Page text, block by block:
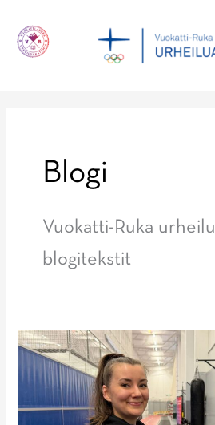
sisältöön
Blogi
Vuokatti-Ruka
blogitekstit